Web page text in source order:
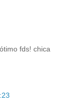
fds! chica